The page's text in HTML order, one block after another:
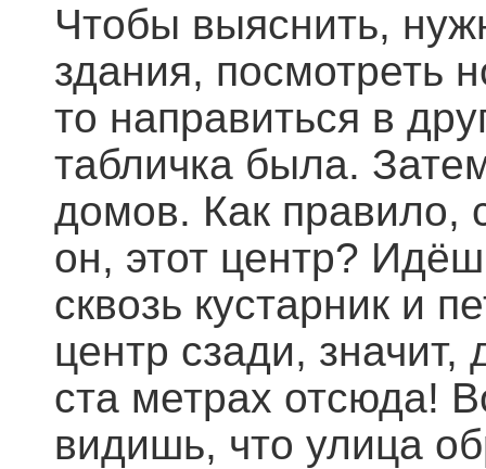
Чтобы выяснить,
здания, посмотреть
то направиться в
табличка была.
домов. Как правило,
он, этот центр?
сквозь кустарник и
центр сзади,
ста метрах отсюда!
видишь, что улица